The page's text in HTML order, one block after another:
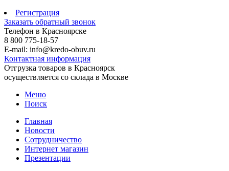
Регистрация
Заказать обратный звонок
Телефон в Красноярске
8 800 775-18-57
E-mail: info@kredo-obuv.ru
Контактная информация
Отгрузка товаров в Красноярск
осуществляется со склада в Москве
Меню
Поиск
Главная
Новости
Сотрудничество
Интернет магазин
Презентации